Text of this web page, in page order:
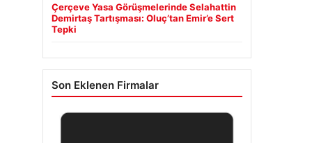
Çerçeve Yasa Görüşmelerinde Selahattin
Demirtaş Tartışması: Oluç’tan Emir’e Sert
Tepki
Son Eklenen Firmalar